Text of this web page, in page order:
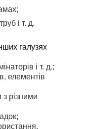
і т. д.
галузях
і т. д.;
елементів
різними